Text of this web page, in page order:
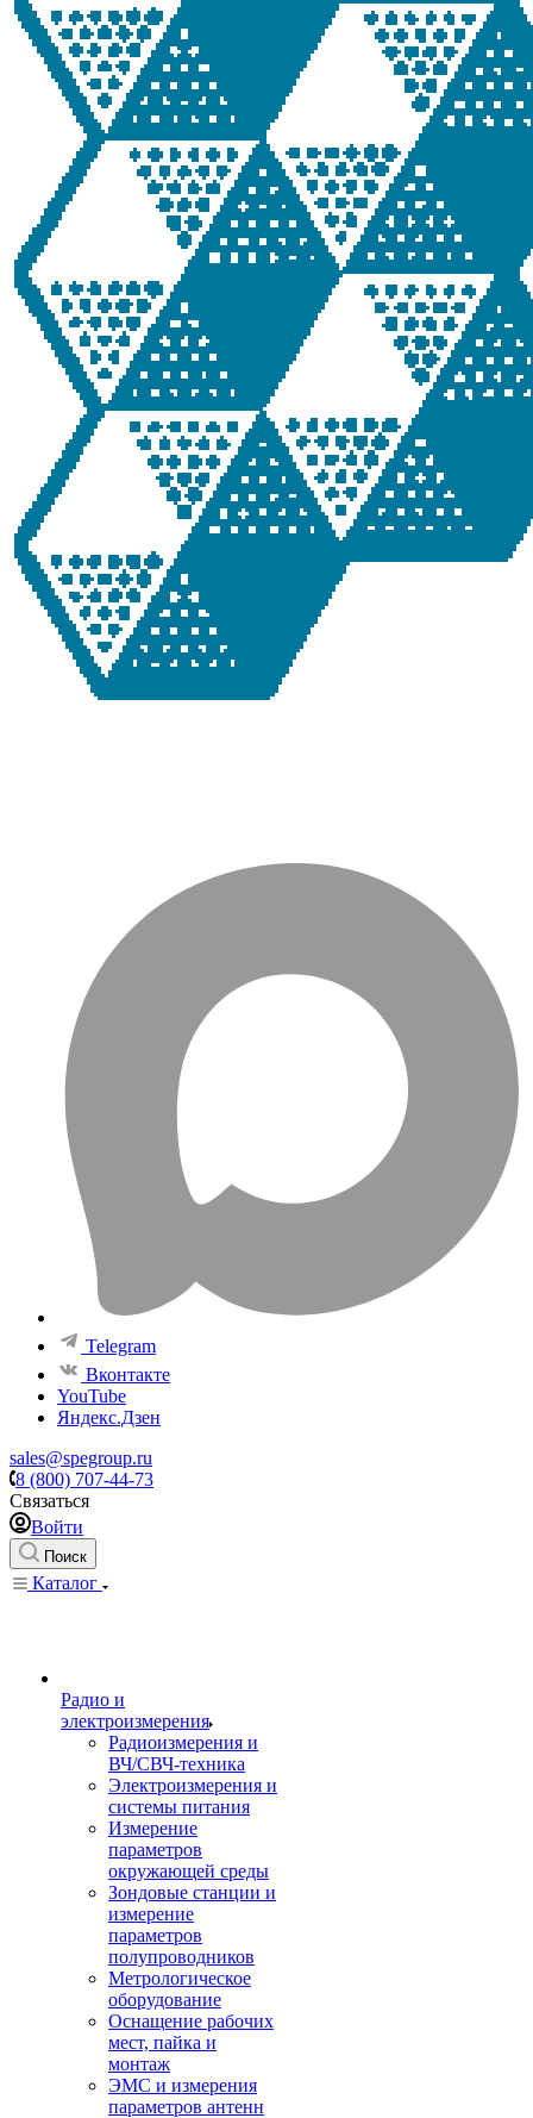
Telegram
Вконтакте
YouTube
Яндекс.Дзен
sales@spegroup.ru
8 (800) 707-44-73
Связаться
Войти
Поиск
Каталог
Радио и
электроизмерения
Радиоизмерения и
ВЧ/СВЧ-техника
Электроизмерения и
системы питания
Измерение
параметров
окружающей среды
Зондовые станции и
измерение
параметров
полупроводников
Метрологическое
оборудование
Оснащение рабочих
мест, пайка и
монтаж
ЭМС и измерения
параметров антенн